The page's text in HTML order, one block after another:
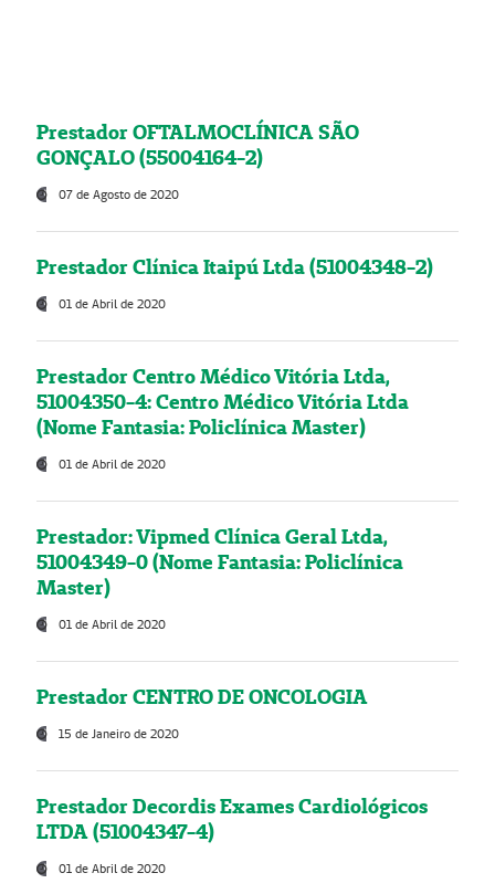
Prestador OFTALMOCLÍNICA SÃO
GONÇALO (55004164-2)
07 de Agosto de 2020
Prestador Clínica Itaipú Ltda (51004348-2)
01 de Abril de 2020
Prestador Centro Médico Vitória Ltda,
51004350-4: Centro Médico Vitória Ltda
(Nome Fantasia: Policlínica Master)
01 de Abril de 2020
Prestador: Vipmed Clínica Geral Ltda,
51004349-0 (Nome Fantasia: Policlínica
Master)
01 de Abril de 2020
Prestador CENTRO DE ONCOLOGIA
15 de Janeiro de 2020
Prestador Decordis Exames Cardiológicos
LTDA (51004347-4)
01 de Abril de 2020